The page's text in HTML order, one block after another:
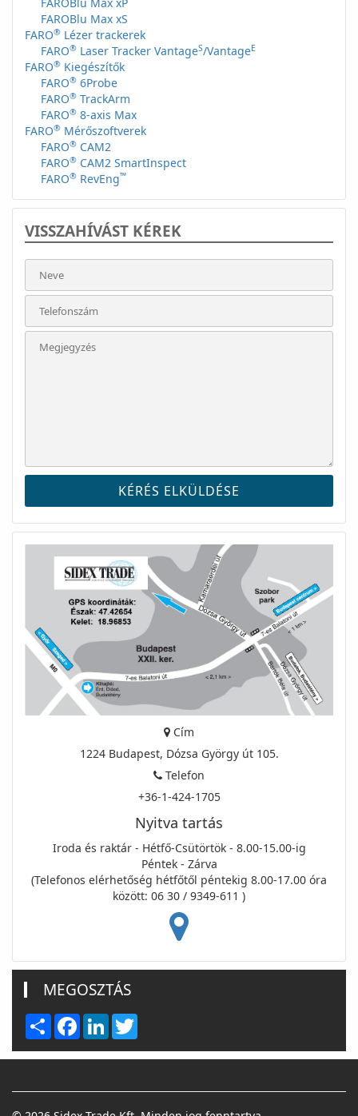
FAROBlu Max xS
FARO® Lézer trackerek
FARO® Laser Tracker VantageS/VantageE
FARO® Kiegészítők
FARO® 6Probe
FARO® TrackArm
FARO® 8-axis Max
FARO® Mérőszoftverek
FARO® CAM2
FARO® CAM2 SmartInspect
FARO® RevEng™
VISSZAHÍVÁST KÉREK
Cím
1224 Budapest, Dózsa György út 105.
Telefon
+36-1-424-1705
Nyitva tartás
Iroda és raktár - Hétfő-Csütörtök - 8.00-15.00-ig
Péntek - Zárva
(Telefonos elérhetőség hétfőtől péntekig 8.00-17.00 óra
között: 06 30 / 9349-611 )
MEGOSZTÁS
Share FacebookLinkedIn